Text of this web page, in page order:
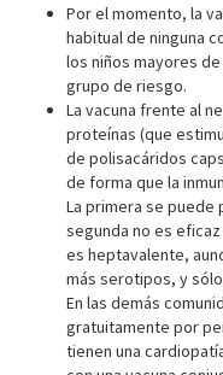
Por el momento, la
habitual de ninguna
los niños mayores
grupo de riesgo.
La vacuna frente al
proteínas (que
de polisacáridos
de forma que la
La primera se puede
segunda no es
es heptavalente,
más serotipos, y
En las demás
gratuitamente por
tienen una